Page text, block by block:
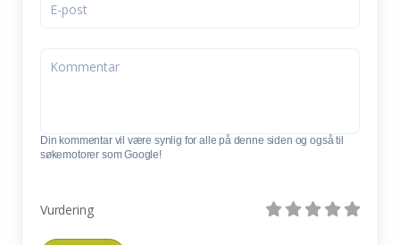
Din kommentar vil være synlig for alle på denne siden og også til
søkemotorer som Google!
Vurdering